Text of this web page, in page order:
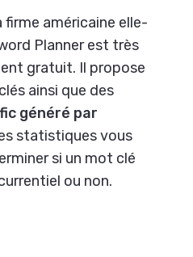
firme américaine elle-
Planner est très
gratuit. Il propose
ainsi que des
généré par
statistiques vous
si un mot clé
ou non.